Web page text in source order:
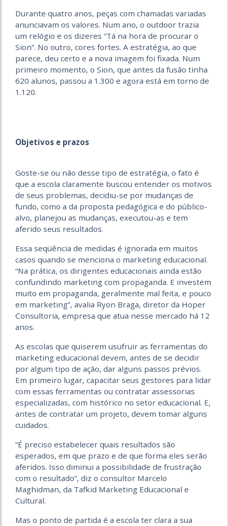
Durante quatro anos, peças com chamadas variadas
anunciavam os valores. Num ano, o outdoor trazia
um relógio e os dizeres “Tá na hora de procurar o
Sion”. No outro, cores fortes. A estratégia, ao que
parece, deu certo e a nova imagem foi fixada. Num
primeiro momento, o Sion, que antes da fusão tinha
620 alunos, passou a 1.300 e agora está em torno de
1.120.
Objetivos e prazos
Goste-se ou não desse tipo de estratégia, o fato é
que a escola claramente buscou entender os motivos
de seus problemas, decidiu-se por mudanças de
fundo, como a da proposta pedagógica e do público-
alvo, planejou as mudanças, executou-as e tem
aferido seus resultados.
Essa seqüência de medidas é ignorada em muitos
casos quando se menciona o marketing educacional.
“Na prática, os dirigentes educacionais ainda estão
confundindo marketing com propaganda. E investem
muito em propaganda, geralmente mal feita, e pouco
em marketing”, avalia Ryon Braga, diretor da Hoper
Consultoria, empresa que atua nesse mercado há 12
anos.
As escolas que quiserem usufruir as ferramentas do
marketing educacional devem, antes de se decidir
por algum tipo de ação, dar alguns passos prévios.
Em primeiro lugar, capacitar seus gestores para lidar
com essas ferramentas ou contratar assessorias
especializadas, com histórico no setor educacional. E,
antes de contratar um projeto, devem tomar alguns
cuidados.
“É preciso estabelecer quais resultados são
esperados, em que prazo e de que forma eles serão
aferidos. Isso diminui a possibilidade de frustração
com o resultado”, diz o consultor Marcelo
Maghidman, da Tafkid Marketing Educacional e
Cultural.
Mas o ponto de partida é a escola ter clara a sua